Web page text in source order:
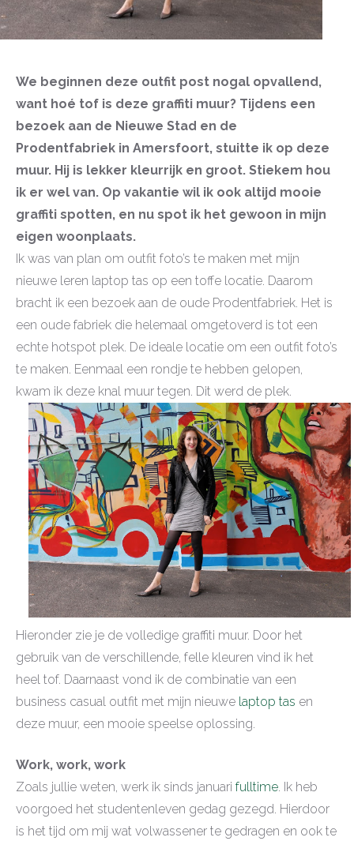
We beginnen deze outfit post nogal opvallend,
want hoé tof is deze graffiti muur? Tijdens een
bezoek aan de Nieuwe Stad en de
Prodentfabriek in Amersfoort, stuitte ik op deze
muur. Hij is lekker kleurrijk en groot. Stiekem hou
ik er wel van. Op vakantie wil ik ook altijd mooie
graffiti spotten, en nu spot ik het gewoon in mijn
eigen woonplaats.
Ik was van plan om outfit foto’s te maken met mijn
nieuwe leren laptop tas op een toffe locatie. Daarom
bracht ik een bezoek aan de oude Prodentfabriek. Het is
een oude fabriek die helemaal omgetoverd is tot een
echte hotspot plek. De ideale locatie om een outfit foto’s
te maken. Eenmaal een rondje te hebben gelopen,
kwam ik deze knal muur tegen. Dit werd de plek.
Hieronder zie je de volledige graffiti muur. Door het
gebruik van de verschillende, felle kleuren vind ik het
heel tof. Daarnaast vond ik de combinatie van een
business casual outfit met mijn nieuwe laptop tas en
deze muur, een mooie speelse oplossing.
Work, work, work
Zoals jullie weten, werk ik sinds januari fulltime. Ik heb
voorgoed het studentenleven gedag gezegd. Hierdoor
is het tijd om mij wat volwassener te gedragen en ook te